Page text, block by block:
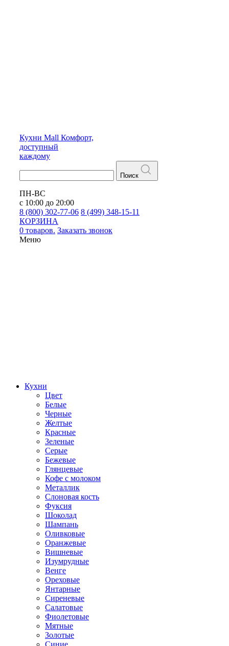
Кухни Mall Комфорт,
доступный
каждому
Поиск
ПН-ВС
с 10:00 до 20:00
8 (800) 302-77-06 8 (499) 348-15-11
КОРЗИНА
0 товаров. Заказать звонок
Меню
Кухни
Цвет
Белые
Черные
Желтые
Красные
Зеленые
Серые
Бежевые
Глянцевые
Кофе с молоком
Металлик
Слоновая кость
Фуксия
Шоколад
Шампань
Оливковые
Оранжевые
Вишневые
Изумрудные
Венге
Ореховые
Янтарные
Сиреневые
Салатовые
Фиолетовые
Мятные
Золотые
Синие